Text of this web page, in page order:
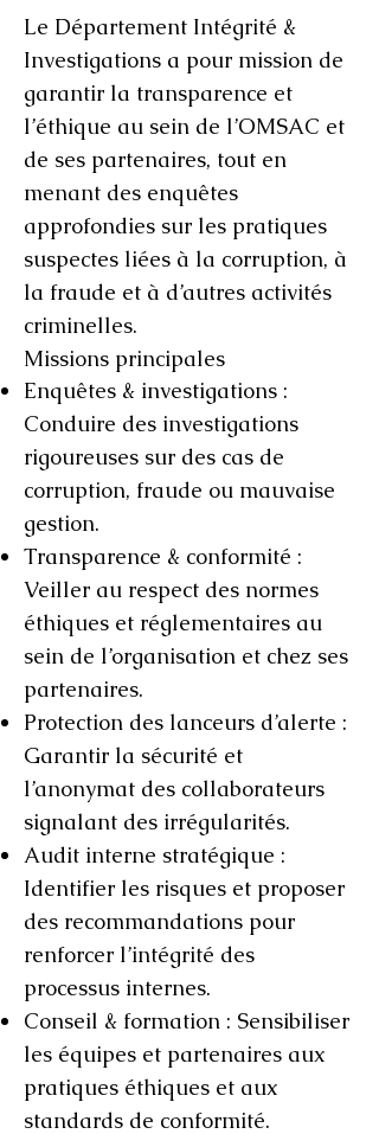
Le Département Intégrité &
Investigations a pour mission de
garantir la transparence et
l’éthique au sein de l’OMSAC et
de ses partenaires, tout en
menant des enquêtes
approfondies sur les pratiques
suspectes liées à la corruption, à
la fraude et à d’autres activités
criminelles.
Missions principales
Enquêtes & investigations :
Conduire des investigations
rigoureuses sur des cas de
corruption, fraude ou mauvaise
gestion.
Transparence & conformité :
Veiller au respect des normes
éthiques et réglementaires au
sein de l’organisation et chez ses
partenaires.
Protection des lanceurs d’alerte :
Garantir la sécurité et
l’anonymat des collaborateurs
signalant des irrégularités.
Audit interne stratégique :
Identifier les risques et proposer
des recommandations pour
renforcer l’intégrité des
processus internes.
Conseil & formation : Sensibiliser
les équipes et partenaires aux
pratiques éthiques et aux
standards de conformité.